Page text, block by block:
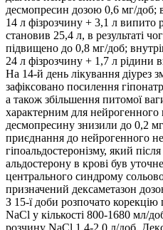
десмопресин дозою 0,6 мг/доб;
14 л фізрозчину + 3,1 л випито
становив 25,4 л, в результаті
підвищено до 0,8 мг/доб;
24 л фізрозчину + 1,7 л рідини
На 14-й день лікування діурез
зафіксовано посилення
а також збільшення питомої
характерним для нейрогенного
десмопресину знизили до 0,2
приєднання до нейрогенного
гіпоальдостеронізму, який
альдостерону в крові був
центрального синдрому
призначений дексаметазон
З 15-ї доби розпочато корекцію
NaCl у кількості 800-1680 мл/
розчину NaCl 1,4-2,0 л/доб.